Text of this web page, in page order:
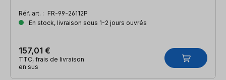
Réf. art. : FR-99-26112P
En stock, livraison sous 1-2 jours ouvrés
157,01 €
TTC, frais de livraison
en sus